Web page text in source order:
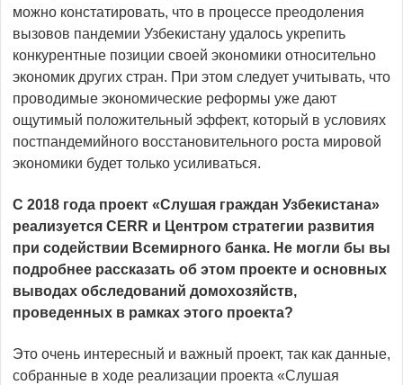
можно констатировать, что в процессе преодоления
вызовов пандемии Узбекистану удалось укрепить
конкурентные позиции своей экономики относительно
экономик других стран. При этом следует учитывать, что
проводимые экономические реформы уже дают
ощутимый положительный эффект, который в условиях
постпандемийного восстановительного роста мировой
экономики будет только усиливаться.
С 2018 года проект «Слушая граждан Узбекистана»
реализуется CERR и Центром стратегии развития
при содействии Всемирного банка. Не могли бы вы
подробнее рассказать об этом проекте и основных
выводах обследований домохозяйств,
проведенных в рамках этого проекта?
Это очень интересный и важный проект, так как данные,
собранные в ходе реализации проекта «Слушая